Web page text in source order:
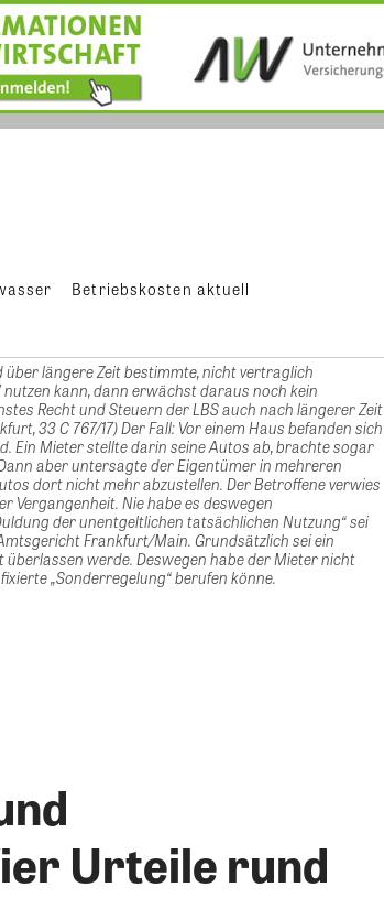
Betriebskosten aktuell
längere Zeit bestimmte, nicht vertraglich
kann, dann erwächst daraus noch kein
Recht und Steuern der LBS auch nach längerer Zeit
33 C 767/17) Der Fall: Vor einem Haus befanden sich
Ein Mieter stellte darin seine Autos ab, brachte sogar
aber untersagte der Eigentümer in mehreren
dort nicht mehr abzustellen. Der Betroffene verwies
Vergangenheit. Nie habe es deswegen
der unentgeltlichen tatsächlichen Nutzung“ sei
Frankfurt/Main. Grundsätzlich sei ein
werde. Deswegen habe der Mieter nicht
„Sonderregelung“ berufen könne.
Urteile rund